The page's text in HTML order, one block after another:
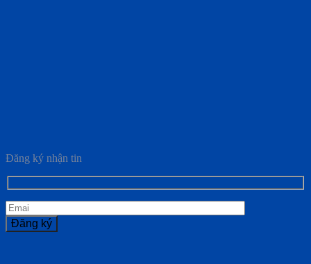
Đăng ký nhận tin